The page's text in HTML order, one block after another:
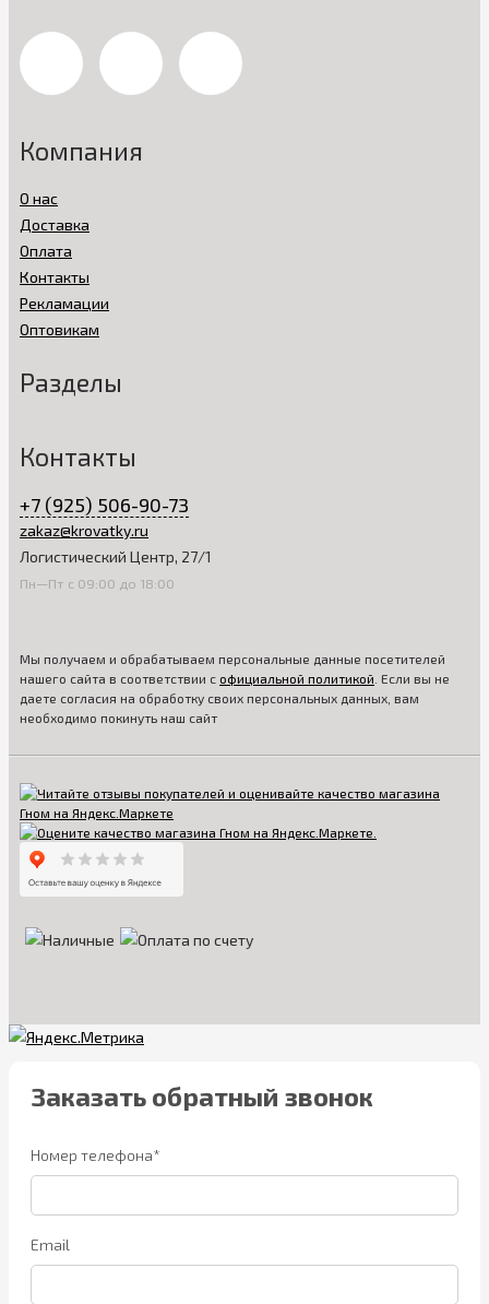
Компания
О нас
Доставка
Оплата
Контакты
Рекламации
Оптовикам
Разделы
Контакты
+7 (925) 506-90-73
zakaz@krovatky.ru
Логистический Центр, 27/1
Пн—Пт с 09:00 до 18:00
Мы получаем и обрабатываем персональные данные посетителей
нашего сайта в соответствии с официальной политикой . Если вы не
даете согласия на обработку своих персональных данных, вам
необходимо покинуть наш сайт
Заказать обратный звонок
Номер телефона*
Email